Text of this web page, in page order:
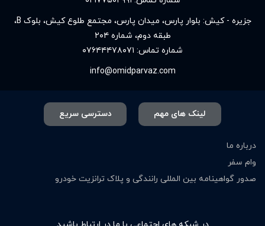
جزیره - کیش: بلوار پارس، میدان پارس، مجتمع طلوع کیش، بلوک B،
طبقه دوم، شماره ۲۰۴
شماره تماس: ۰۷۶۴۴۴۷۸۰۷۱
info@omidparvaz.com
لینک های مهم دسترسی سریع
درباره ما
وام سفر
صدور گواهینامه بین المللی رانندگی و پلاک ترانزیت خودرو